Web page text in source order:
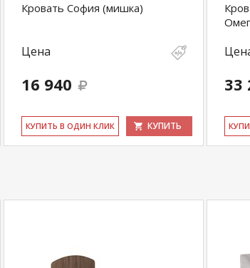
Кровать София (мишка)
Цена
16 940
КУ­ПИТЬ В ОДИН КЛИК КУПИТЬ
33